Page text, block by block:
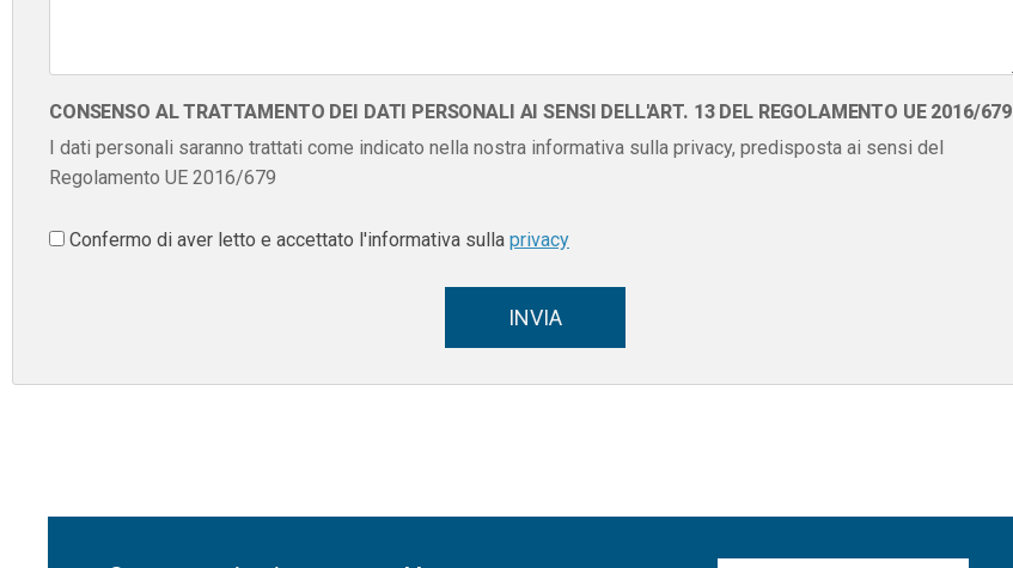
CONSENSO AL TRATTAMENTO DEI DATI PERSONALI AI SENSI DELL'ART. 13 DEL REGOLAMENTO UE 2016/679
I dati personali saranno trattati come indicato nella nostra informativa sulla privacy, predisposta ai sensi del
Regolamento UE 2016/679
Confermo di aver letto e accettato l'informativa sulla privacy
INVIA